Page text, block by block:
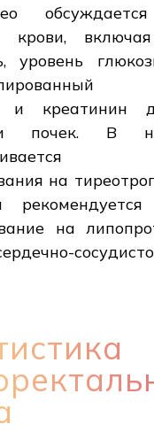
крови,
уровень
и креатинин
почек. В
на
на